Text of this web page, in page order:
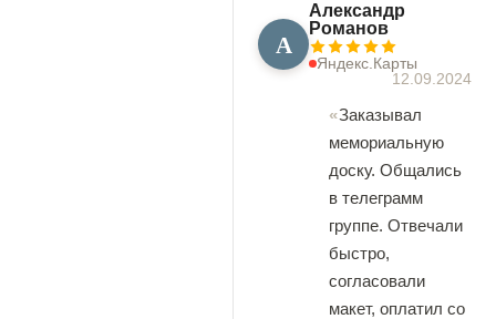
А
Александр
Романов
Яндекс.Карты
12.09.2024
Заказывал
мемориальную
доску. Общались
в телеграмм
группе. Отвечали
быстро,
согласовали
макет, оплатил со